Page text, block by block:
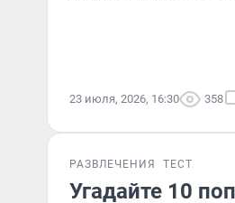
23 июля, 2026, 16:30 358
РАЗВЛЕЧЕНИЯ ТЕСТ
Угадайте 10